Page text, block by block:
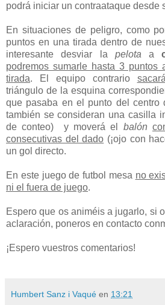
podrá iniciar un contraataque desde
En situaciones de peligro, como
puntos en una tirada dentro de
interesante desviar la pelota a
podremos sumarle hasta 3 puntos
tirada. El equipo contrario
triángulo de la esquina
que pasaba en el punto del centro
también se consideran una casilla
de conteo) y moverá el balón
consecutivas del dado (¡ojo con
un gol directo.
En este juego de futbol mesa no
ni el fuera de juego.
Espero que os animéis a jugarlo, si
aclaración, poneros en contacto
¡Espero vuestros comentarios!
Humbert Sanz i Vaqué en 13:21